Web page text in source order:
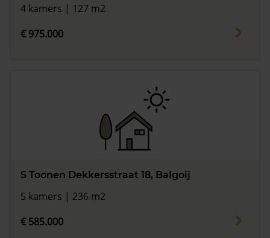
4 kamers | 127 m2
€ 975.000
S Toonen Dekkersstraat 18, Balgoij
5 kamers | 236 m2
€ 585.000